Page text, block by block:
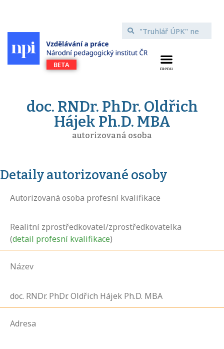
doc. RNDr. PhDr. Oldřich
Hájek Ph.D. MBA
autorizovaná osoba
Detaily autorizované osoby
Autorizovaná osoba profesní kvalifikace
Realitní zprostředkovatel/zprostředkovatelka
(detail profesní kvalifikace)
Název
doc. RNDr. PhDr. Oldřich Hájek Ph.D. MBA
Adresa